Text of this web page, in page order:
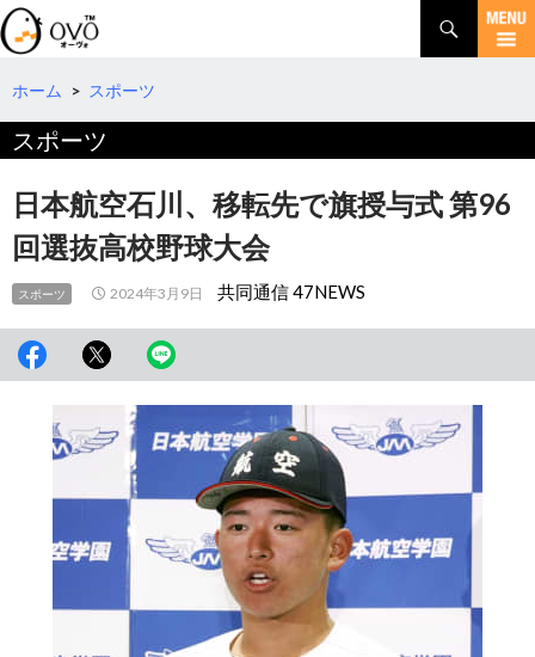
検
索
コ
テ
へ
ホーム > スポーツ
スポーツ
日本航空石川、移転先で旗授与式 第96
回選抜高校野球大会
スポーツ 2024年3月9日 共同通信 47NEWS